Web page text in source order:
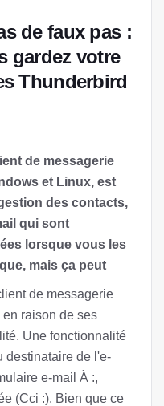
de faux pas :
gardez votre
Thunderbird
de messagerie
et Linux, est
des contacts,
qui sont
lorsque vous les
mais ça peut
de messagerie
raison de ses
Une fonctionnalité
destinataire de l'e-
e-mail À :,
(Cci :). Bien que ce